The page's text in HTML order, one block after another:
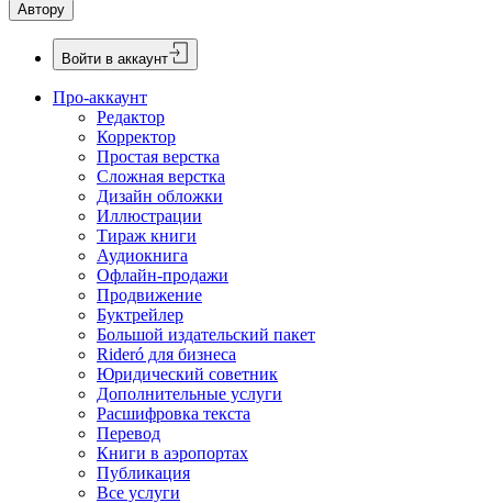
Автору
Войти в аккаунт
Про-аккаунт
Редактор
Корректор
Простая верстка
Сложная верстка
Дизайн обложки
Иллюстрации
Тираж книги
Аудиокнига
Офлайн-продажи
Продвижение
Буктрейлер
Большой издательский пакет
Rideró для бизнеса
Юридический советник
Дополнительные услуги
Расшифровка текста
Перевод
Книги в аэропортах
Публикация
Все услуги